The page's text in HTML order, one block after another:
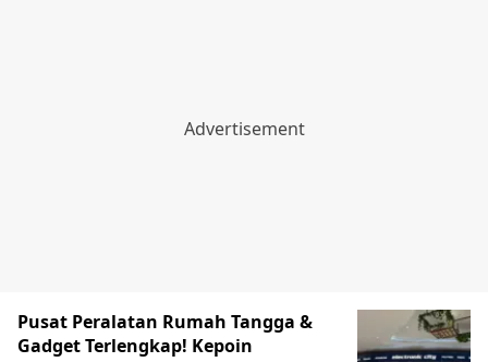
Pusat Peralatan Rumah Tangga &
Gadget Terlengkap! Kepoin